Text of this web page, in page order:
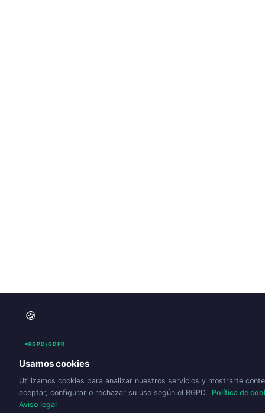
🍪
RGPD/GDPR
Usamos cookies
Utilizamos cookies para analizar nuestros servicios y mostrarte
aceptar, configurar o rechazar su uso según el RGPD. Política de
Aviso legal